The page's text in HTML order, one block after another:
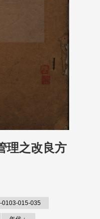
理之改良方
0103-015-035